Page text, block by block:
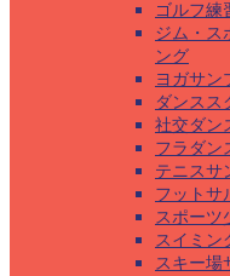
ゴルフ練
ジム・ス
ング
ヨガサン
ダンスス
社交ダン
フラダン
テニスサ
フットサ
スポーツ
スイミン
スキー場